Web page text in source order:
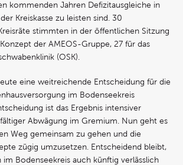
kommenden Jahren Defizitausgleiche in
Kreiskasse zu leisten sind. 30
stimmten in der öffentlichen Sitzung
der AMEOS-Gruppe, 27 für das
(OSK).
eine weitreichende Entscheidung für die
im Bodenseekreis
ist das Ergebnis intensiver
Abwägung im Gremium. Nun geht es
Weg gemeinsam zu gehen und die
zügig umzusetzen. Entscheidend bleibt,
im Bodenseekreis auch künftig verlässlich